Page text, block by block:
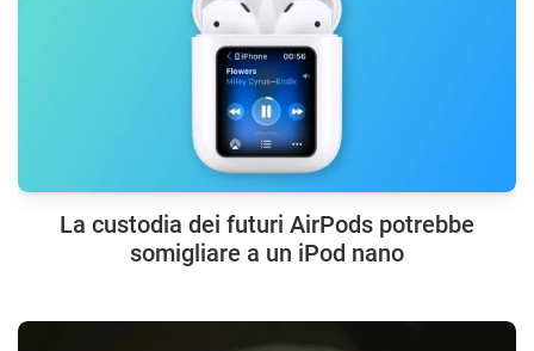
La custodia dei futuri AirPods potrebbe
somigliare a un iPod nano